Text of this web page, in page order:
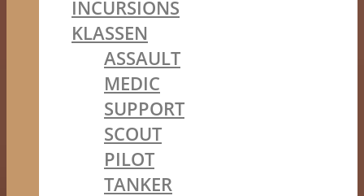
INCURSIONS
KLASSEN
ASSAULT
MEDIC
SUPPORT
SCOUT
PILOT
TANKER